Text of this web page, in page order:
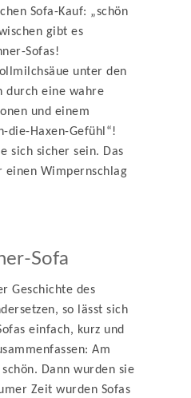
Sofa-Kauf: „schön
gibt es
Sofas!
unter den
durch eine wahre
und einem
die-Haxen-Gefühl“!
sich sicher sein. Das
einen Wimpernschlag
Sofa
Geschichte des
so lässt sich
einfach, kurz und
Am
Dann wurden sie
Zeit wurden Sofas